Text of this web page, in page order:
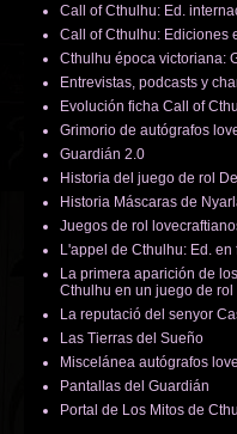
Call of Cthulhu: Ed.
Call of Cthulhu: Ediciones
Cthulhu época victoriana:
Entrevistas, podcasts y
Evolución ficha Call of
Grimorio de autógrafos
Guardián 2.0
Historia del juego de rol
Historia Máscaras de
Juegos de rol
L'appel de Cthulhu: Ed. en
La primera aparición de
Cthulhu en un juego de rol
La reputació del senyor
Las Tierras del Sueño
Miscelánea autógrafos
Pantallas del Guardián
Portal de Los Mitos de